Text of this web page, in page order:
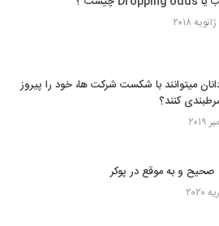
میتوانند با شکست شرکت ها، خود را پیروز
کنند؟
و به موقع در پوکر